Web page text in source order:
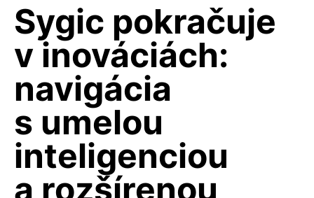
Sygic pokračuje
v inováciách:
navigácia
s umelou
inteligenciou
a rozšírenou